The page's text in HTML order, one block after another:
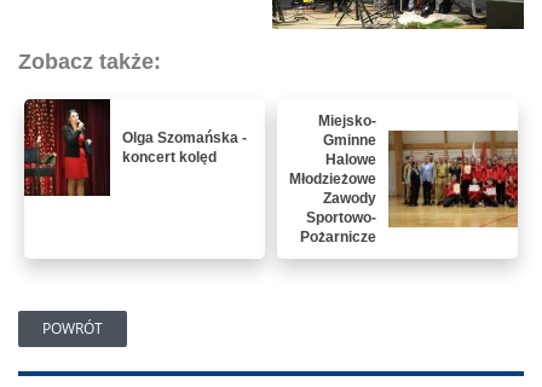
Zobacz także:
Olga Szomańska -
koncert kolęd
Miejsko-
Gminne
Halowe
Młodzieżowe
Zawody
Sportowo-
Pożarnicze
POWRÓT